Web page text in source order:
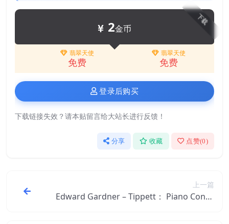
下载
2金币
翡翠天使
免费
翡翠天使
免费
登录后购买
下载链接失效？请本贴留言给大站长进行反馈！
分享 收藏 点赞(0)
上一篇
Edward Gardner – Tippett： Piano Conce